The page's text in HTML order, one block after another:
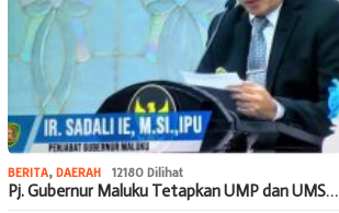
BERITA, DAERAH 12180 Dilihat
Pj. Gubernur Maluku Tetapkan UMP dan UMS…